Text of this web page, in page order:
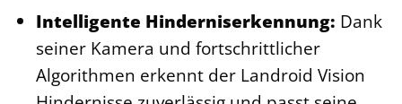
Intelligente Hinderniserkennung: Dank
seiner Kamera und fortschrittlicher
Algorithmen erkennt der Landroid Vision